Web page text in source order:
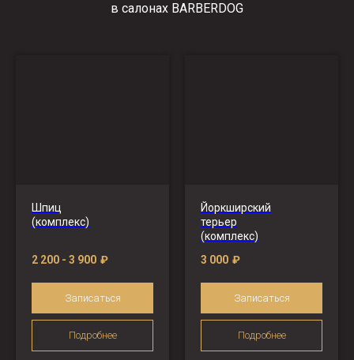
в салонах BARBERDOG
Шпиц
(комплекс)
2 200 - 3 900 ₽
Записаться
Подробнее
Йоркширский
терьер
(комплекс)
3 000 ₽
Записаться
Подробнее